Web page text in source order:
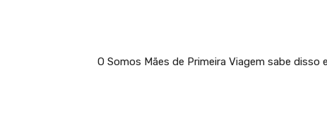
O Somos Mães de Primeira Viagem sabe